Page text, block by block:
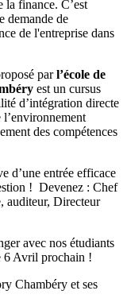
la finance. C’est
demande de
de l'entreprise dans
parl’école de
est un cursus
d’intégration directe
l’environnement
des compétences
d’une entrée efficace
! Devenez : Chef
auditeur, Directeur
avec nos étudiants
6 Avril prochain !
Chambéry et ses